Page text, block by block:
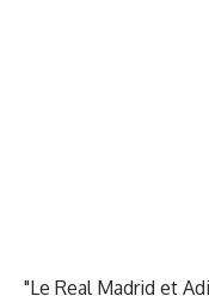
"Le Real Madrid et